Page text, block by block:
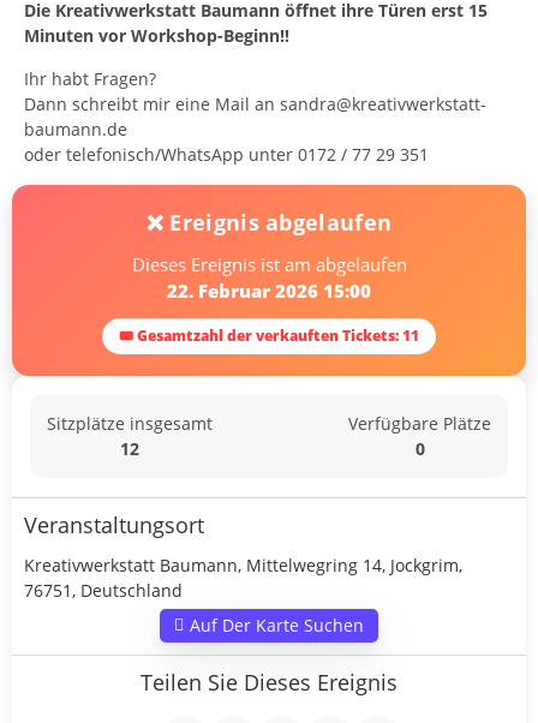
Die Kreativwerkstatt Baumann öffnet ihre Türen erst 15
Minuten vor Workshop-Beginn!!
Ihr habt Fragen?
Dann schreibt mir eine Mail an sandra@kreativwerkstatt-
baumann.de
oder telefonisch/WhatsApp unter 0172 / 77 29 351
❌ Ereignis abgelaufen
Dieses Ereignis ist am abgelaufen
22. Februar 2026 15:00
🎟 Gesamtzahl der verkauften Tickets: 11
Sitzplätze insgesamt
12
Verfügbare Plätze
0
Veranstaltungsort
Kreativwerkstatt Baumann, Mittelwegring 14, Jockgrim,
76751, Deutschland
Auf Der Karte Suchen
Teilen Sie Dieses Ereignis